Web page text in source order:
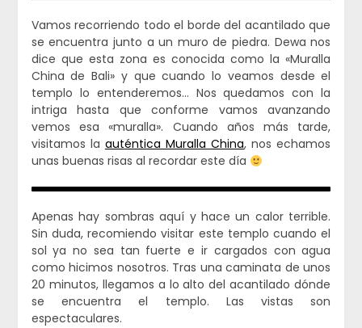
Vamos recorriendo todo el borde del acantilado que
se encuentra junto a un muro de piedra. Dewa nos
dice que esta zona es conocida como la «Muralla
China de Bali» y que cuando lo veamos desde el
templo lo entenderemos… Nos quedamos con la
intriga hasta que conforme vamos avanzando
vemos esa «muralla». Cuando años más tarde,
visitamos la auténtica Muralla China, nos echamos
unas buenas risas al recordar este día
Apenas hay sombras aquí y hace un calor terrible.
Sin duda, recomiendo visitar este templo cuando el
sol ya no sea tan fuerte e ir cargados con agua
como hicimos nosotros. Tras una caminata de unos
20 minutos, llegamos a lo alto del acantilado dónde
se encuentra el templo. Las vistas son
espectaculares.